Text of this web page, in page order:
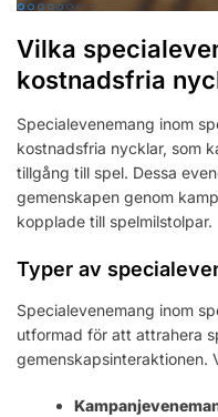
Vilka
kostnadsfria
Specialevenemang inom
kostnadsfria nycklar, som
tillgång till spel. Dessa
gemenskapen genom
kopplade till spelmilstolpar.
Typer av
Specialevenemang inom
utformad för att attrahera
gemenskapsinteraktionen.